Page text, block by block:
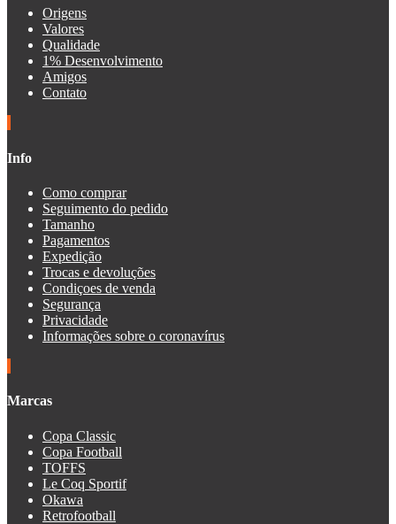
Origens
Valores
Qualidade
1% Desenvolvimento
Amigos
Contato
Info
Como comprar
Seguimento do pedido
Tamanho
Pagamentos
Expedição
Trocas e devoluções
Condiçoes de venda
Segurança
Privacidade
Informações sobre o coronavírus
Marcas
Copa Classic
Copa Football
TOFFS
Le Coq Sportif
Okawa
Retrofootball